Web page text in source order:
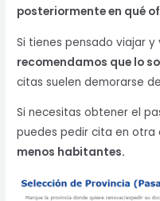
posteriormente en qué
Si tienes pensado viajar y
recomendamos que lo
citas suelen demorarse
Si necesitas obtener el
puedes pedir cita en otra
menos habitantes.